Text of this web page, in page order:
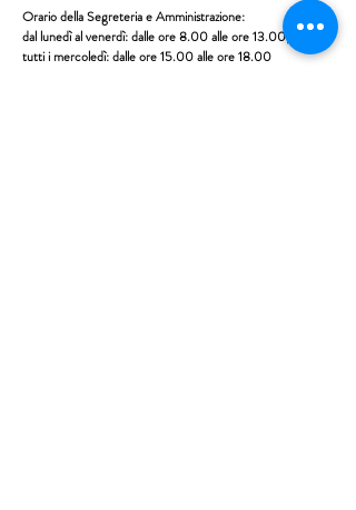
Orario della Segreteria e Amministrazione:
dal lunedì al venerdì: dalle ore 8.00 alle ore 13.00;
tutti i mercoledì: dalle ore 15.00 alle ore 18.00